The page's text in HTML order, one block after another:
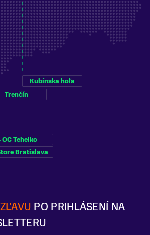
PO PRIHLÁSENÍ NA
Tehelko
Bratislava
Trenčín
Kubínska hoľa